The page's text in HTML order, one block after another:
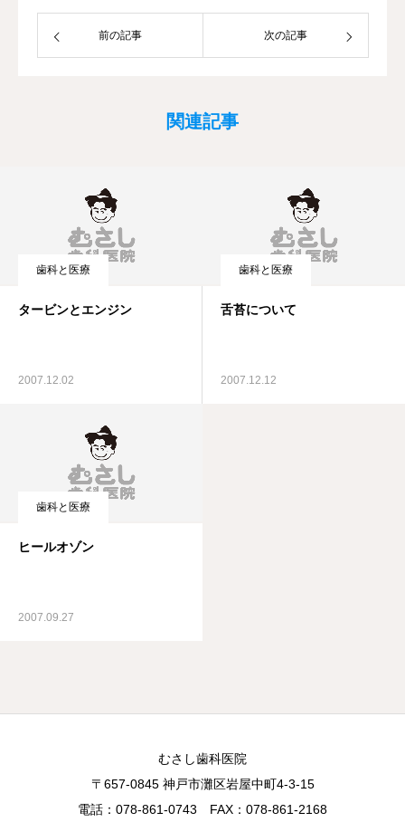
前の記事 次の記事
関連記事
歯科と医療
タービンとエンジン
2007.12.02
歯科と医療
舌苔について
2007.12.12
歯科と医療
ヒールオゾン
2007.09.27
むさし歯科医院
〒657-0845 神戸市灘区岩屋中町4-3-15
電話：078-861-0743 FAX：078-861-2168